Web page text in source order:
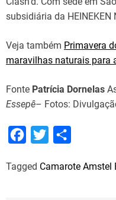
subsidiária da HEINEKEN
Veja também Primavera
maravilhas naturais para
Fonte Patrícia Dornelas
Essepê– Fotos:
c
i
a
Tagged Camarote Amstel